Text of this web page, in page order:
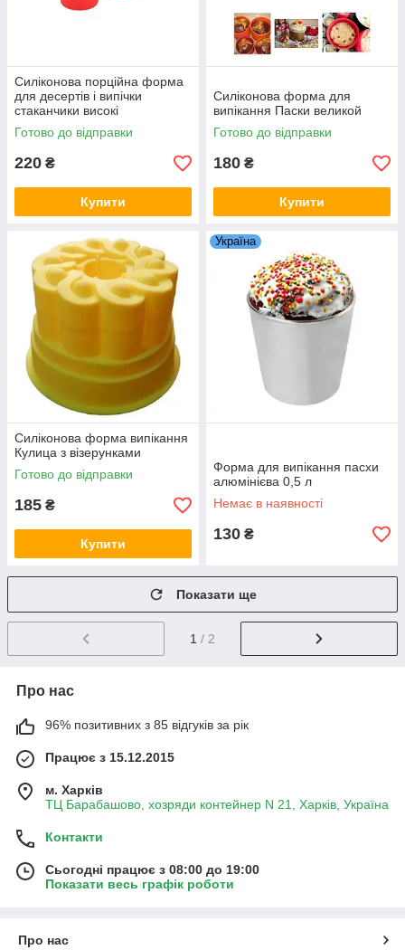
Силіконова порційна форма
для десертів і випічки
стаканчики високі
Готово до відправки
220 ₴
Купити
Силіконова форма для
випікання Паски великой
Готово до відправки
180 ₴
Купити
Силіконова форма випікання
Кулица з візерунками
Готово до відправки
185 ₴
Купити
Україна
Форма для випікання пасхи
алюмінієва 0,5 л
Немає в наявності
130 ₴
Показати ще
1 / 2
Про нас
96% позитивних з 85 відгуків за рік
Працює з 15.12.2015
м. Харків
ТЦ Барабашово, хозряди контейнер N 21, Харків, Україна
Контакти
Сьогодні працює з 08:00 до 19:00
Показати весь графік роботи
Про нас